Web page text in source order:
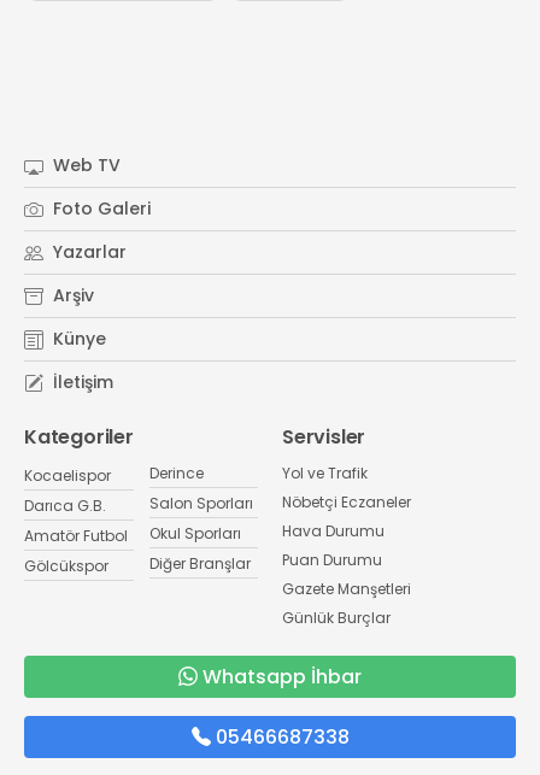
Web TV
Foto Galeri
Yazarlar
Arşiv
Künye
İletişim
Kategoriler
Kocaelispor
Darıca G.B.
Amatör Futbol
Gölcükspor
Derince
Salon Sporları
Okul Sporları
Diğer Branşlar
Servisler
Yol ve Trafik
Nöbetçi Eczaneler
Hava Durumu
Puan Durumu
Gazete Manşetleri
Günlük Burçlar
Whatsapp İhbar
05466687338